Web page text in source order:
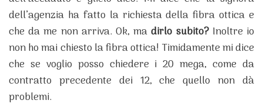
dell’agenzia ha fatto la richiesta della fibra ottica e
che da me non arriva. Ok, madirlo subito? Inoltre io
non ho mai chiesto la fibra ottica! Timidamente mi dice
che se voglio posso chiedere i 20 mega, come da
contratto precedente dei 12, che quello non dà
problemi.